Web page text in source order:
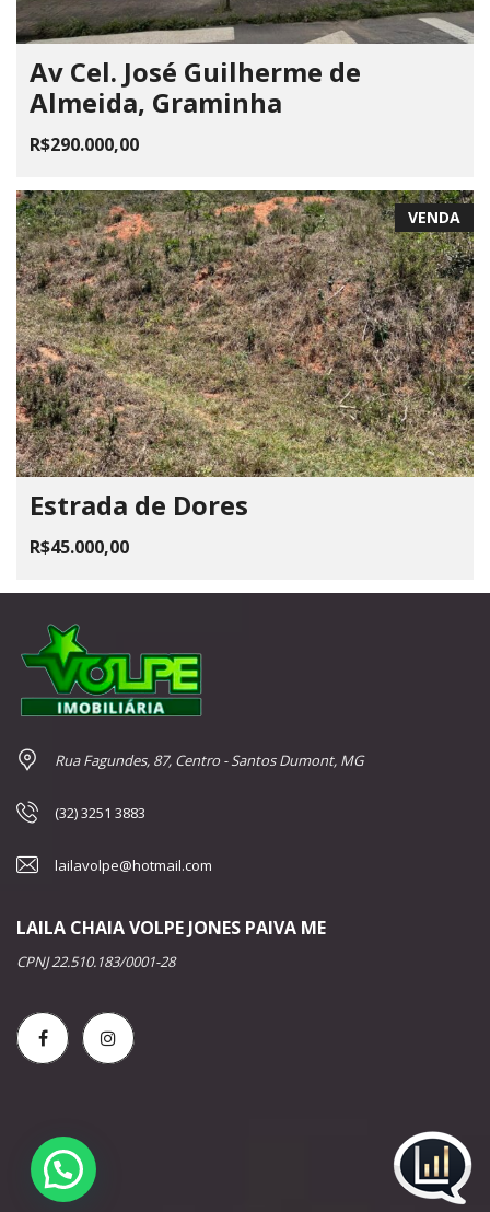
Av Cel. José Guilherme de
Almeida, Graminha
R$290.000,00
VENDA
Estrada de Dores
R$45.000,00
Rua Fagundes, 87, Centro - Santos Dumont, MG
(32) 3251 3883
lailavolpe@hotmail.com
LAILA CHAIA VOLPE JONES PAIVA ME
CPNJ 22.510.183/0001-28